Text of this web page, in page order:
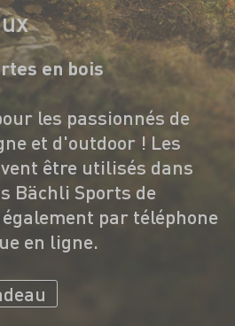
en bois
les passionnés de
et d'outdoor ! Les
être utilisés dans
Bächli Sports de
par téléphone
en ligne.